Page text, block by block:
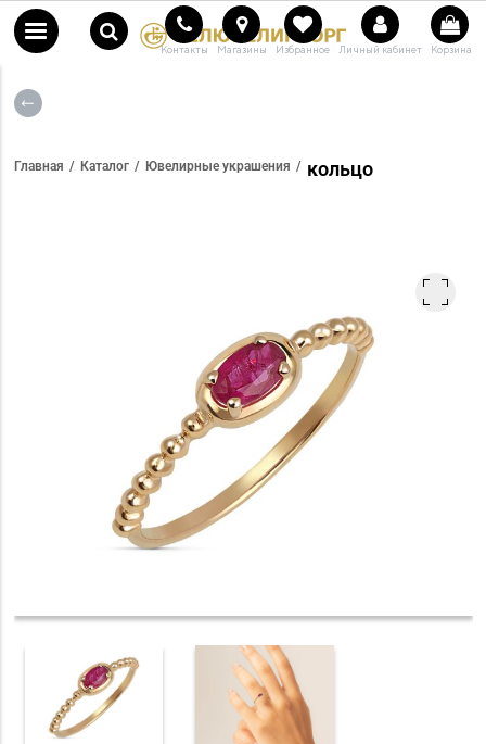
Контакты Магазины Избранное Личный кабинет Корзина
Главная Каталог Ювелирные украшения кольцо